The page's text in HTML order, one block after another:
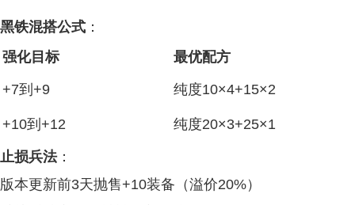
黑铁混搭公式 ：
强化目标
最优配方
+7到+9 纯度10×4+15×2
+10到+12 纯度20×3+25×1
止损兵法：
版本更新前3天抛售+10装备（溢价20%）